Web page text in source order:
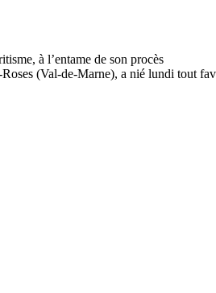
(Val-de-Marne), a nié lundi tout